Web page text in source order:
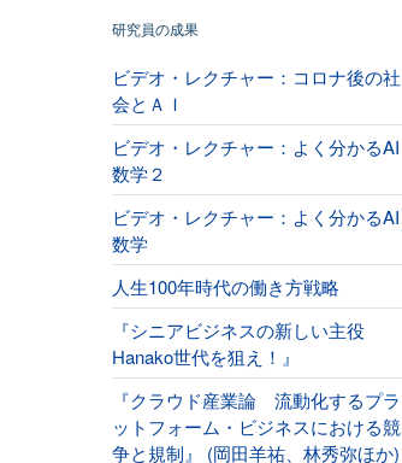
研究員の成果
ビデオ・レクチャー：コロナ後の社
会とＡＩ
ビデオ・レクチャー：よく分かるAI
数学２
ビデオ・レクチャー：よく分かるAI
数学
人生100年時代の働き方戦略
『シニアビジネスの新しい主役
Hanako世代を狙え！』
『クラウド産業論 流動化するプラ
ットフォーム・ビジネスにおける競
争と規制』 (岡田羊祐、林秀弥ほか)